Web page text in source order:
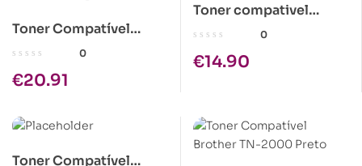
Toner Compatível
Kyocera KM-2530/KM-
0
€20.91
Toner compativel
Kyocera TK-340
0
€14.90
Toner Compatível